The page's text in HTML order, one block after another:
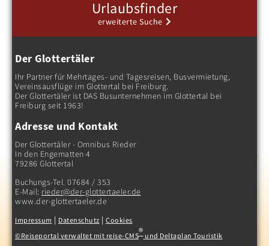
Urlaubsfinder
erweiterte Suche
Der Glottertäler
Ihr Partner für Mehrtages- und Tagesreisen, Busvermietung,
Vereinsausflüge im Glottertal bei Freiburg.
Der Glottertäler ist DAS Busunternehmen im Glottertal bei
Freiburg seit 1963!
Adresse und Kontakt
Der Glottertäler - Omnibus Rieder
In den Engematten 4
79286 Glottertal
Buchungs-Tel. 07684 / 353
E-Mail: rieder@der-glottertaeler.de
www.der-glottertaeler.de
Impressum | Datenschutz | Cookies
©Reiseportal verwaltet mit reise-CMS®und Deltaplan Touristik